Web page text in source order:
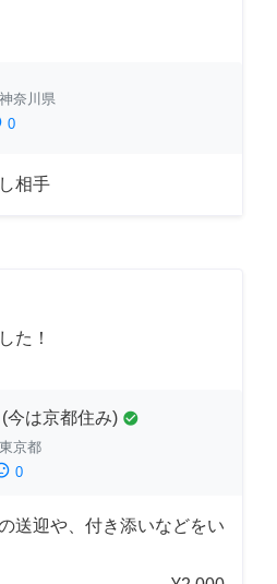
神奈川県
0
相手
た！
今は京都住み) check_circle
東京都
0
送迎や、付き添いなどをい